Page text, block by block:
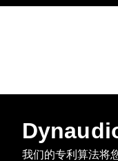
我们的专利算法将